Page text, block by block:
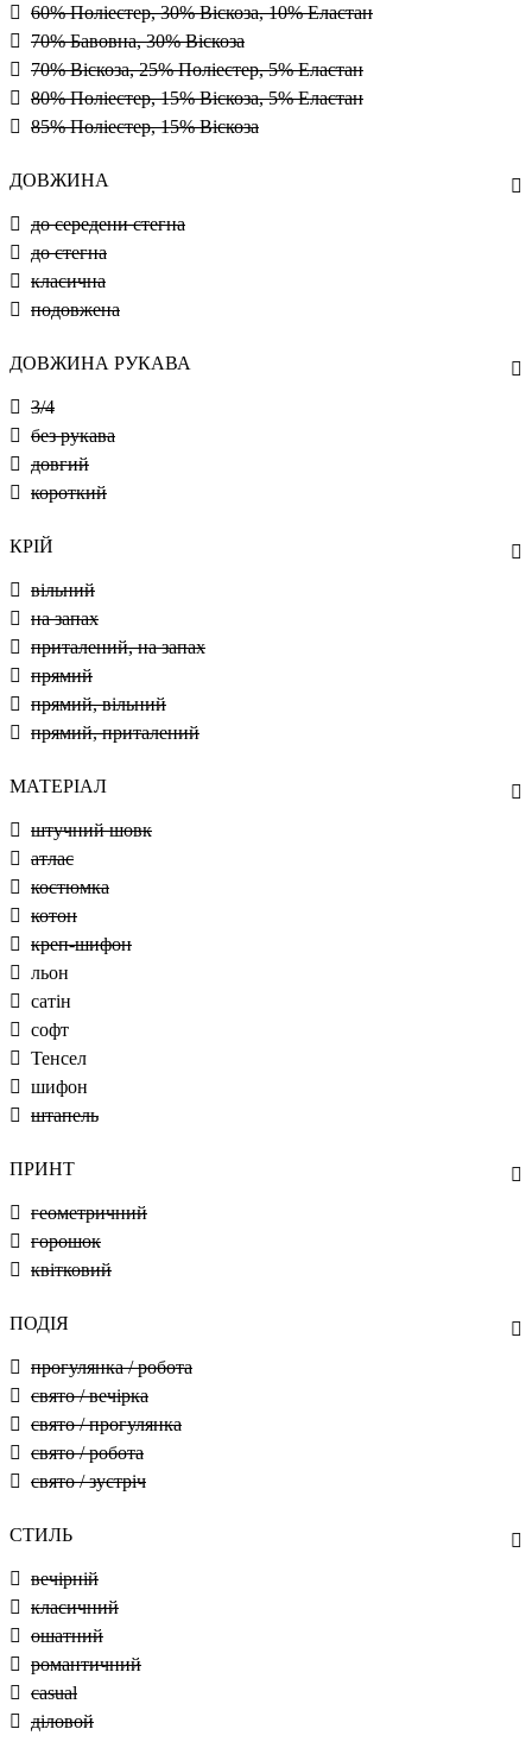
60% Поліестер, 30% Віскоза, 10% Еластан
70% Бавовна, 30% Віскоза
70% Віскоза, 25% Поліестер, 5% Еластан
80% Поліестер, 15% Віскоза, 5% Еластан
85% Поліестер, 15% Віскоза
ДОВЖИНА
до середени стегна
до стегна
класична
подовжена
ДОВЖИНА РУКАВА
3/4
без рукава
довгий
короткий
КРІЙ
вільний
на запах
приталений, на запах
прямий
прямий, вільний
прямий, приталений
МАТЕРІАЛ
штучний шовк
атлас
костюмка
котон
креп-шифон
льон
сатін
софт
Тенсел
шифон
штапель
ПРИНТ
геометричний
горошок
квітковий
ПОДІЯ
прогулянка / робота
свято / вечірка
свято / прогулянка
свято / робота
свято / зустріч
СТИЛЬ
вечірній
класичний
ошатний
романтичний
casual
діловой